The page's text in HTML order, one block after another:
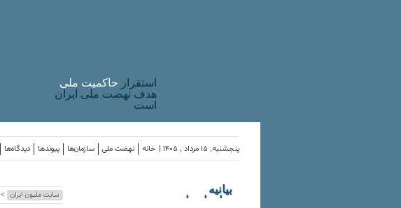
استقرار حاکميت ملی
هدف نهضت ملی ایران
است
دیدگاه‌ها پیوندها سازمان‌ها نهضت ملی خانه پنجشنبه, ۱۵ مرداد , ۱۴۰۵ |
سایت ملیون ایران >
بیانیه
سازمان‌های